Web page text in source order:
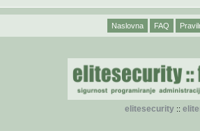
Naslovna FAQ
elitesecurity::